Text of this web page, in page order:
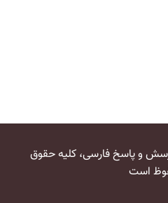
توسط پرسش و پاسخ فارسی، کلیه حقوق
است